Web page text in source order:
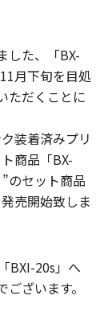
した、「BX-
月下旬を目処
ただくことに
装着済みプリ
商品「BX-
のセット商品
売開始致しま
BXI-20s」へ
ざいます。